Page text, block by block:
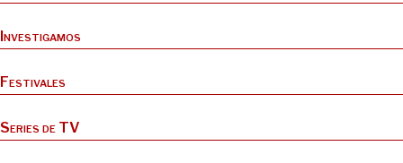
Investigamos
Festivales
Series de TV